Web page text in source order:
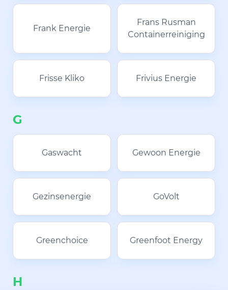
Frank Energie
Frans Rusman
Containerreiniging
Frisse Kliko Frivius Energie
G
Gaswacht Gewoon Energie
Gezinsenergie GoVolt
Greenchoice Greenfoot Energy
H